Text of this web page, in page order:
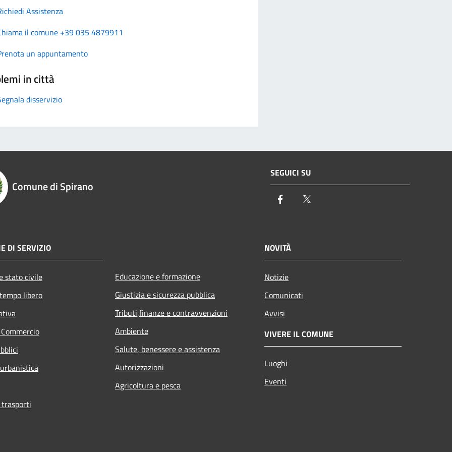
Assistenza
il comune +39 035 4879911
un appuntamento
in città
disservizio
Comune di Spirano
SEGUICI SU
Facebook
DI SERVIZIO
stato civile
libero
Educazione e formazione
Giustizia e sicurezza pubblica
Tributi,finanze e contravvenzioni
Ambiente
Salute, benessere e assistenza
Autorizzazioni
Agricoltura e pesca
NOVITÀ
Notizie
Comunicati
Avvisi
VIVERE IL COMUNE
Luoghi
Eventi